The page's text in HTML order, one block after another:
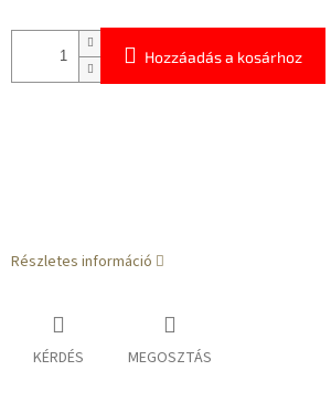
Hozzáadás a kosárhoz
Részletes információ
KÉRDÉS MEGOSZTÁS